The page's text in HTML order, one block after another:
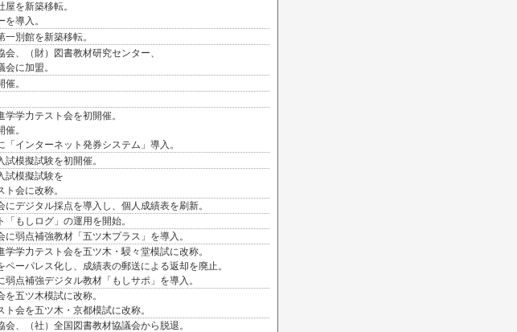
を新築移転。
導入。
別館を新築移転。
会、（財）図書教材研究センター、
に加盟。
。
学力テスト会を初開催。
。
インターネット発券システム」導入。
模擬試験を初開催。
試模擬試験を
会に改称。
デジタル採点を導入し、個人成績表を刷新。
「もしログ」の運用を開始。
弱点補強教材「五ツ木プラス」を導入。
学力テスト会を五ツ木・駸々堂模試に改称。
ーパレス化し、成績表の郵送による返却を廃止。
点補強デジタル教材「もしサポ」を導入。
五ツ木模試に改称。
会を五ツ木・京都模試に改称。
会、（社）全国図書教材協議会から脱退。